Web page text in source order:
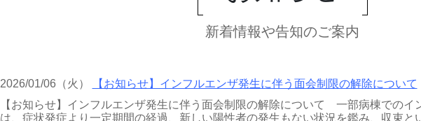
新着情報や告知のご案内
2026/01/06（火）
【お知らせ】インフルエンザ発生に伴う面会制限の解除について
【お知らせ】インフルエンザ発生に伴う面会制限の解除について 一部病棟でのイ
は、症状発症より一定期間の経過、新しい陽性者の発生もない状況を鑑み、収束